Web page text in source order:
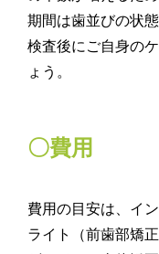
期間は歯並びの状
検査後にご自身の
ょう。
〇費用
費用の目安は、イ
ライト（前歯部矯